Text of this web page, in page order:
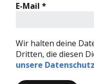
E-Mail *
Wir halten deine
Dritten, die diesen
unsere